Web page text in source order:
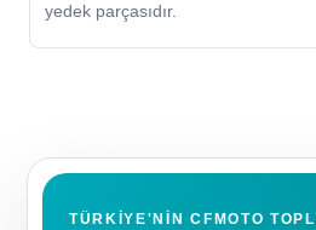
yedek parçasıdır.
TÜRKIYE'NIN CFMOTO